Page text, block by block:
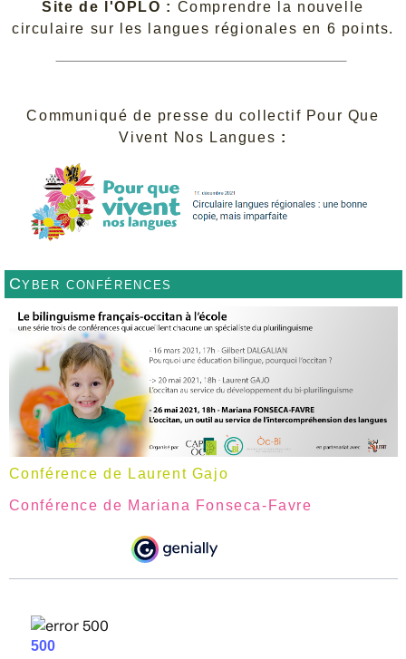
Site de l'OPLO : Comprendre la nouvelle
circulaire sur les langues régionales en 6 points.
Communiqué de presse du collectif Pour Que
Vivent Nos Langues :
Cyber conférences
Conférence de Laurent Gajo
Conférence de Mariana Fonseca-Favre